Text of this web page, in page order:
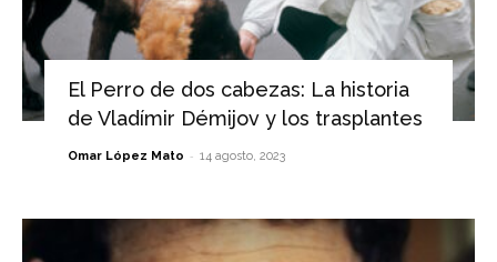
El Perro de dos cabezas: La historia
de Vladímir Démijov y los trasplantes
Omar López Mato - 14 agosto, 2023